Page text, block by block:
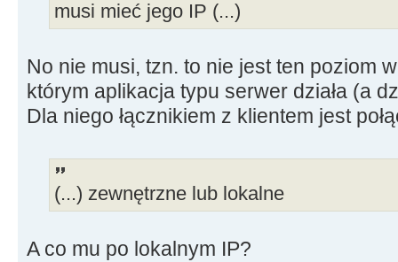
musi mieć jego IP (...)
No nie musi, tzn. to nie jest ten poziom
którym aplikacja typu serwer działa (a
Dla niego łącznikiem z klientem jest
(...) zewnętrzne lub lokalne
A co mu po lokalnym IP?